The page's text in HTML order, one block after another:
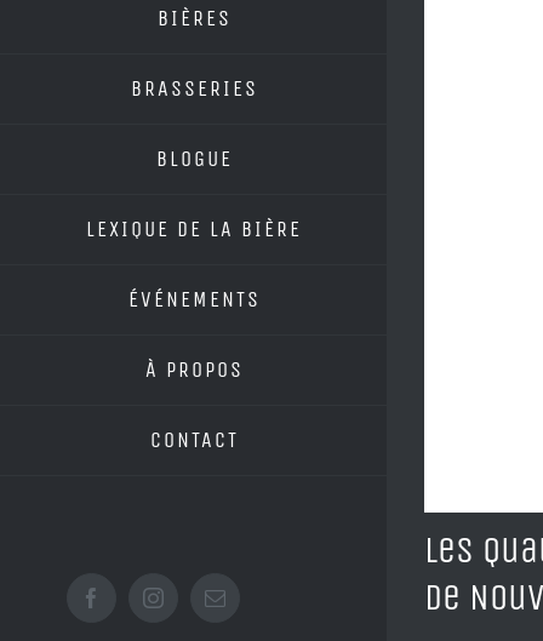
BIÈRES
BRASSERIES
BLOGUE
LEXIQUE DE LA BIÈRE
ÉVÉNEMENTS
À PROPOS
CONTACT
FacebookInstagramEmail
Les
de